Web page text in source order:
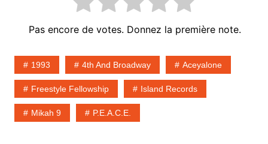
Pas encore de votes. Donnez la première note.
1993 4th And Broadway Aceyalone
Freestyle Fellowship Island Records
Mikah 9 P.E.A.C.E.